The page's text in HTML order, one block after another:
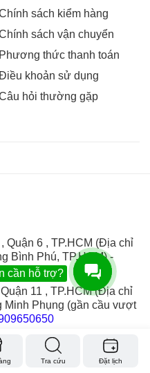
sách kiểm hàng
sách vận chuyển
Phương thức thanh toán
khoản sử dụng
hỏi thường gặp
Quận 6 , TP.HCM (Địa chỉ
Bình Phú, TP.HCM)-
11 , TP.HCM (Địa chỉ
Phụng (gần cầu vượt
Vấp , TP.HCM (Địa chỉ
TPHCM(gần tiểu học
Tra cứu Đặt lịch
cần hỗ trợ?